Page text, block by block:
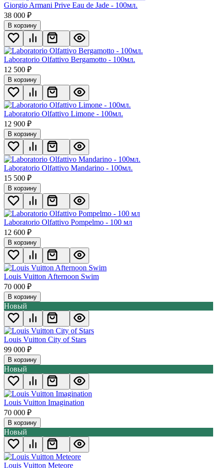
Giorgio Armani Prive Eau de Jade - 100мл.
38 000 ₽
В корзину
Laboratorio Olfattivo Bergamotto - 100мл.
12 500 ₽
В корзину
Laboratorio Olfattivo Limone - 100мл.
12 900 ₽
В корзину
Laboratorio Olfattivo Mandarino - 100мл.
15 500 ₽
В корзину
Laboratorio Olfattivo Pompelmo - 100 мл
12 600 ₽
В корзину
Louis Vuitton Afternoon Swim
70 000 ₽
В корзину
Новый
Louis Vuitton City of Stars
99 000 ₽
В корзину
Новый
Louis Vuitton Imagination
70 000 ₽
В корзину
Новый
Louis Vuitton Meteore